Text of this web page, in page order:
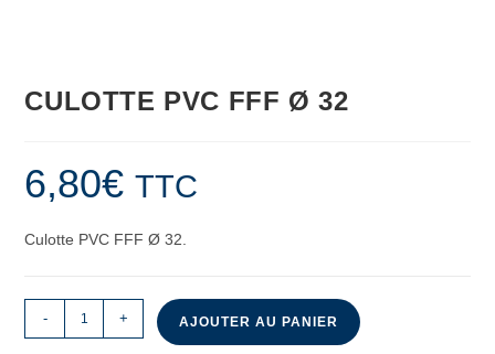
CULOTTE PVC FFF Ø 32
6,80€ TTC
Culotte PVC FFF Ø 32.
- + AJOUTER AU PANIER